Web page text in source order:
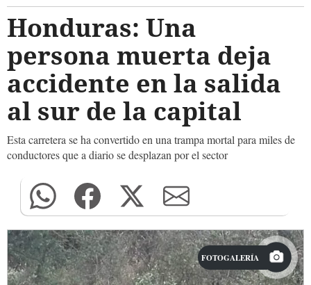
Honduras: Una
persona muerta deja
accidente en la salida
al sur de la capital
Esta carretera se ha convertido en una trampa mortal para miles de
conductores que a diario se desplazan por el sector
FOTOGALERÍA